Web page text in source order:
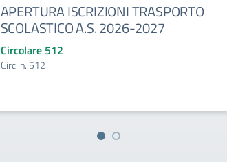
APERTURA ISCRIZIONI TRASPORTO
SCOLASTICO A.S. 2026-2027
Circolare 512
Circ. n. 512